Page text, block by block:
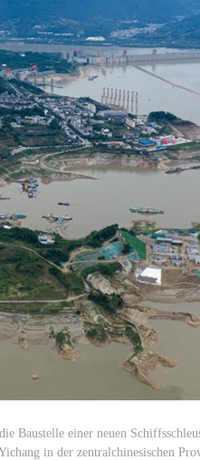
Baustelle einer neuen
in der zentralchinesischen